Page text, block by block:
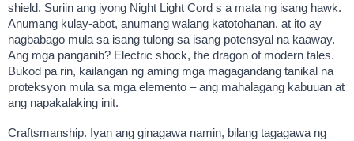
shield. Suriin ang iyong Night Light Cord s a mata ng isang hawk.
Anumang kulay-abot, anumang walang katotohanan, at ito ay
nagbabago mula sa isang tulong sa isang potensyal na kaaway.
Ang mga panganib? Electric shock, the dragon of modern tales.
Bukod pa rin, kailangan ng aming mga magagandang tanikal na
proteksyon mula sa mga elemento – ang mahalagang kabuuan at
ang napakalaking init.
Craftsmanship. Iyan ang ginagawa namin, bilang tagagawa ng